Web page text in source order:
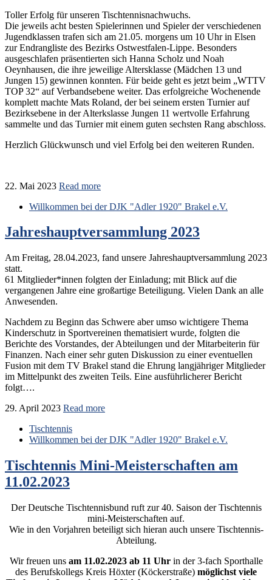
Toller Erfolg für unseren Tischtennisnachwuchs.
Die jeweils acht besten Spielerinnen und Spieler der verschiedenen
Jugendklassen trafen sich am 21.05. morgens um 10 Uhr in Elsen
zur Endrangliste des Bezirks Ostwestfalen-Lippe. Besonders
ausgeschlafen präsentierten sich Hanna Scholz und Noah
Oeynhausen, die ihre jeweilige Altersklasse (Mädchen 13 und
Jungen 15) gewinnen konnten. Für beide geht es jetzt beim „WTTV
TOP 32“ auf Verbandsebene weiter. Das erfolgreiche Wochenende
komplett machte Mats Roland, der bei seinem ersten Turnier auf
Bezirksebene in der Alterkslasse Jungen 11 wertvolle Erfahrung
sammelte und das Turnier mit einem guten sechsten Rang abschloss.
Herzlich Glückwunsch und viel Erfolg bei den weiteren Runden.
22. Mai 2023 Read more
Willkommen bei der DJK "Adler 1920" Brakel e.V.
Jahreshauptversammlung 2023
Am Freitag, 28.04.2023, fand unsere Jahreshauptversammlung 2023
statt.
61 Mitglieder*innen folgten der Einladung; mit Blick auf die
vergangenen Jahre eine großartige Beteiligung. Vielen Dank an alle
Anwesenden.
Nachdem zu Beginn das Schwere aber umso wichtigere Thema
Kinderschutz in Sportvereinen thematisiert wurde, folgten die
Berichte des Vorstandes, der Abteilungen und der Mitarbeiterin für
Finanzen. Nach einer sehr guten Diskussion zu einer eventuellen
Fusion mit dem TV Brakel stand die Ehrung langjähriger Mitglieder
im Mittelpunkt des zweiten Teils. Eine ausführlicherer Bericht
folgt….
29. April 2023 Read more
Tischtennis
Willkommen bei der DJK "Adler 1920" Brakel e.V.
Tischtennis Mini-Meisterschaften am
11.02.2023
Der Deutsche Tischtennisbund ruft zur 40. Saison der Tischtennis
mini-Meisterschaften auf.
Wie in den Vorjahren beteiligt sich hieran auch unsere Tischtennis-
Abteilung.
Wir freuen uns am 11.02.2023 ab 11 Uhrin der 3-fach Sporthalle
des Berufskollegs Kreis Höxter (Köckerstraße) möglichst viele